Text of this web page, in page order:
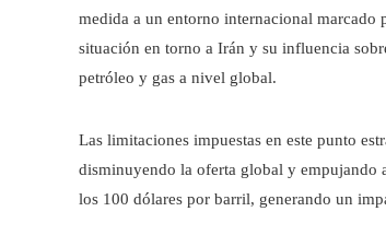
medida a un entorno internacional marcado
situación en torno a Irán y su influencia
petróleo y gas a nivel global.
Las limitaciones impuestas en este punto
disminuyendo la oferta global y empujando
los 100 dólares por barril, generando un